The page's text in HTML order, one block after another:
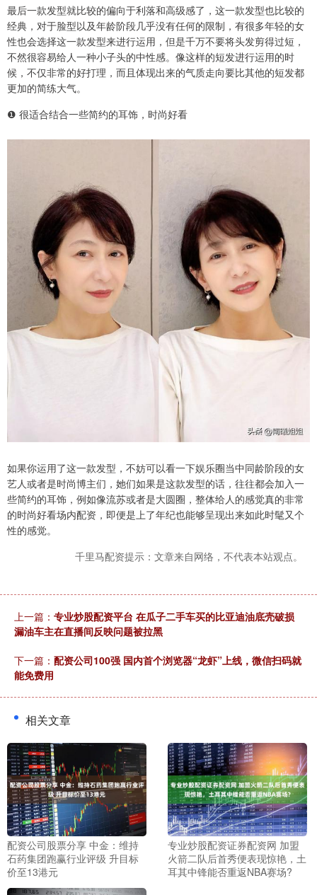
最后一款发型就比较的偏向于利落和高级感了，这一款发型也比较的
经典，对于脸型以及年龄阶段几乎没有任何的限制，有很多年轻的女
性也会选择这一款发型来进行运用，但是千万不要将头发剪得过短，
不然很容易给人一种小子头的中性感。像这样的短发进行运用的时
候，不仅非常的好打理，而且体现出来的气质走向要比其他的短发都
更加的简练大气。
❶ 很适合结合一些简约的耳饰，时尚好看
如果你运用了这一款发型，不妨可以看一下娱乐圈当中同龄阶段的女
艺人或者是时尚博主们，她们如果是这款发型的话，往往都会加入一
些简约的耳饰，例如像流苏或者是大圆圈，整体给人的感觉真的非常
的时尚好看场内配资，即便是上了年纪也能够呈现出来如此时髦又个
性的感觉。
千里马配资提示：文章来自网络，不代表本站观点。
上一篇： 专业炒股配资平台 在瓜子二手车买的比亚迪油底壳破损
漏油车主在直播间反映问题被拉黑
下一篇： 配资公司100强 国内首个浏览器“龙虾”上线，微信扫码就
能免费用
相关文章
配资公司股票分享 中金：维持
石药集团跑赢行业评级 升目标
价至13港元
专业炒股配资证券配资网 加盟
火箭二队后首秀便表现惊艳，土
耳其中锋能否重返NBA赛场?